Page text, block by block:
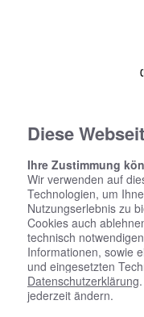
Diese
Ihre Zustimmung
Wir verwenden auf
Technologien, um
Nutzungserlebnis zu
Cookies auch
technisch
Informationen, sowie
und eingesetzten
Datenschutzerklärung
jederzeit ändern.